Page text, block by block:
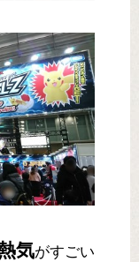
気がすごい